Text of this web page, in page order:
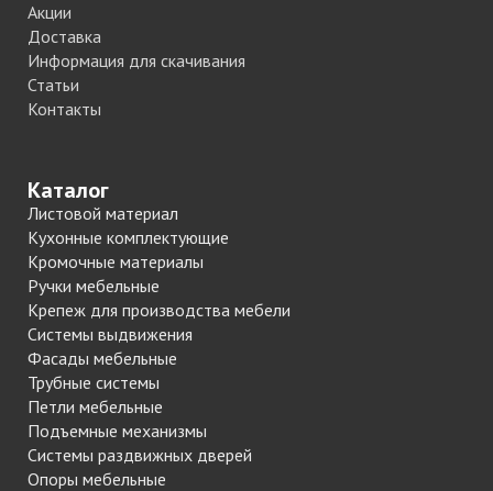
Акции
Доставка
Информация для скачивания
Статьи
Контакты
Каталог
Листовой материал
Кухонные комплектующие
Кромочные материалы
Ручки мебельные
Крепеж для производства мебели
Системы выдвижения
Фасады мебельные
Трубные системы
Петли мебельные
Подъемные механизмы
Системы раздвижных дверей
Опоры мебельные